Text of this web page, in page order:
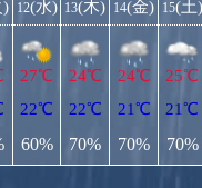
) 12(水)
27℃
22℃
60%
13(木)
24℃
22℃
70%
14(金)
24℃
21℃
70%
15(土)
25℃
21℃
70%